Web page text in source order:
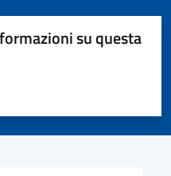
su questa
5